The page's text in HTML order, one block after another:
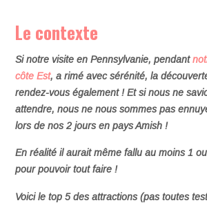
Le contexte
Si notre visite en Pennsylvanie, pendant
côte Est, a rimé avec sérénité, la
rendez-vous également ! Et si nous ne
attendre, nous ne nous sommes pas
lors de nos 2 jours en pays Amish !
En réalité il aurait même fallu au moins 1
pour pouvoir tout faire !
Voici le top 5 des attractions (pas toutes